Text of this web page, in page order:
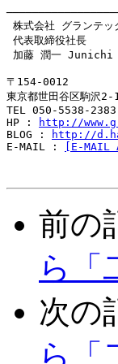
株式会社 グランテッ
代表取締役社長
加藤 潤一 Junichi
〒154-0012
東京都世田谷区駒沢
TEL 050-5538-
HP :
http://
BLOG :
http://
E-MAIL :
[E-MAIL
前の
ら「
次の
ら「